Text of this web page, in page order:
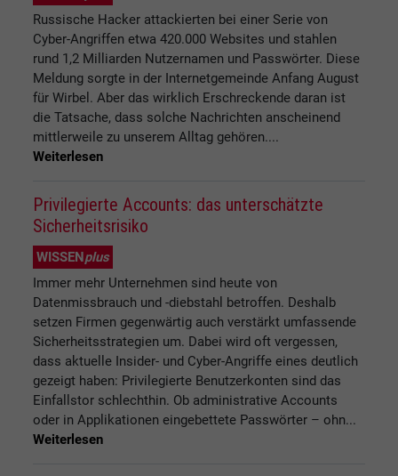
Russische Hacker attackierten bei einer Serie von
Cyber-Angriffen etwa 420.000 Websites und stahlen
rund 1,2 Milliarden Nutzernamen und Passwörter. Diese
Meldung sorgte in der Internetgemeinde Anfang August
für Wirbel. Aber das wirklich Erschreckende daran ist
die Tatsache, dass solche Nachrichten anscheinend
mittlerweile zu unserem Alltag gehören....
Weiterlesen
Privilegierte Accounts: das unterschätzte
Sicherheitsrisiko
WISSEN plus
Immer mehr Unternehmen sind heute von
Datenmissbrauch und -diebstahl betroffen. Deshalb
setzen Firmen gegenwärtig auch verstärkt umfassende
Sicherheitsstrategien um. Dabei wird oft vergessen,
dass aktuelle Insider- und Cyber-Angriffe eines deutlich
gezeigt haben: Privilegierte Benutzerkonten sind das
Einfallstor schlechthin. Ob administrative Accounts
oder in Applikationen eingebettete Passwörter – ohn...
Weiterlesen